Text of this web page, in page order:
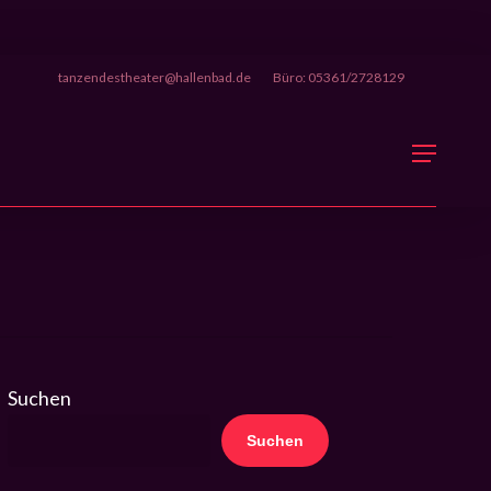
tanzendestheater@hallenbad.de Büro: 05361/2728129
Menu
Suchen
Suchen